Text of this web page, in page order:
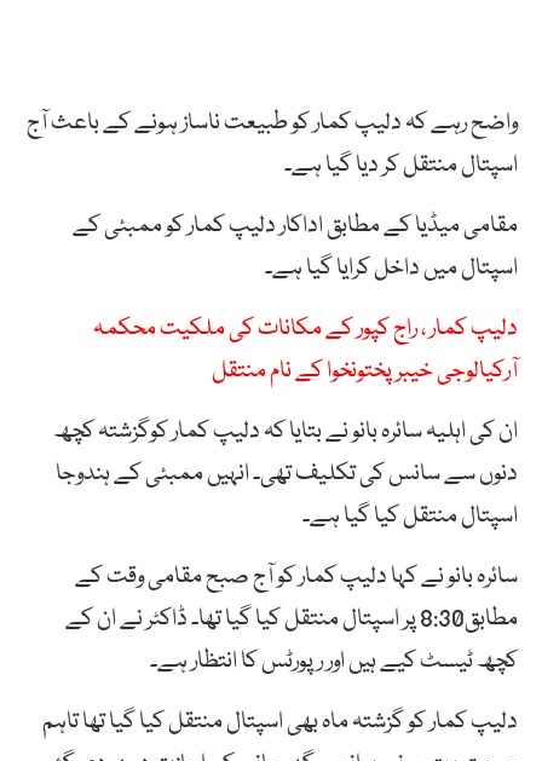
واضح رہے کہ دلیپ کمار کو طبیعت ناساز ہونے کے باعث آج
اسپتال منتقل کر دیا گیا ہے۔
مقامی میڈیا کے مطابق اداکار دلیپ کمار کو ممبئی کے
اسپتال میں داخل کرایا گیا ہے۔
دلیپ کمار ، راج کپور کے مکانات کی ملکیت محکمہ
آرکیالوجی خیبر پختونخوا کے نام منتقل
ان کی اہلیہ سائرہ بانو نے بتایا کہ دلیپ کمار کوگزشتہ کچھ
دنوں سے سانس کی تکلیف تھی۔ انہیں ممبئی کے ہندوجا
اسپتال منتقل کیا گیا ہے۔
سائرہ بانو نے کہا دلیپ کمار کو آج صبح مقامی وقت کے
مطابق8:30 پر اسپتال منتقل کیا گیا تھا۔ ڈاکٹر نے ان کے
کچھ ٹیسٹ کیے ہیں اور رپورٹس کا انتظار ہے۔
دلیپ کمار کو گزشتہ ماہ بھی اسپتال منتقل کیا گیا تھا تاہم